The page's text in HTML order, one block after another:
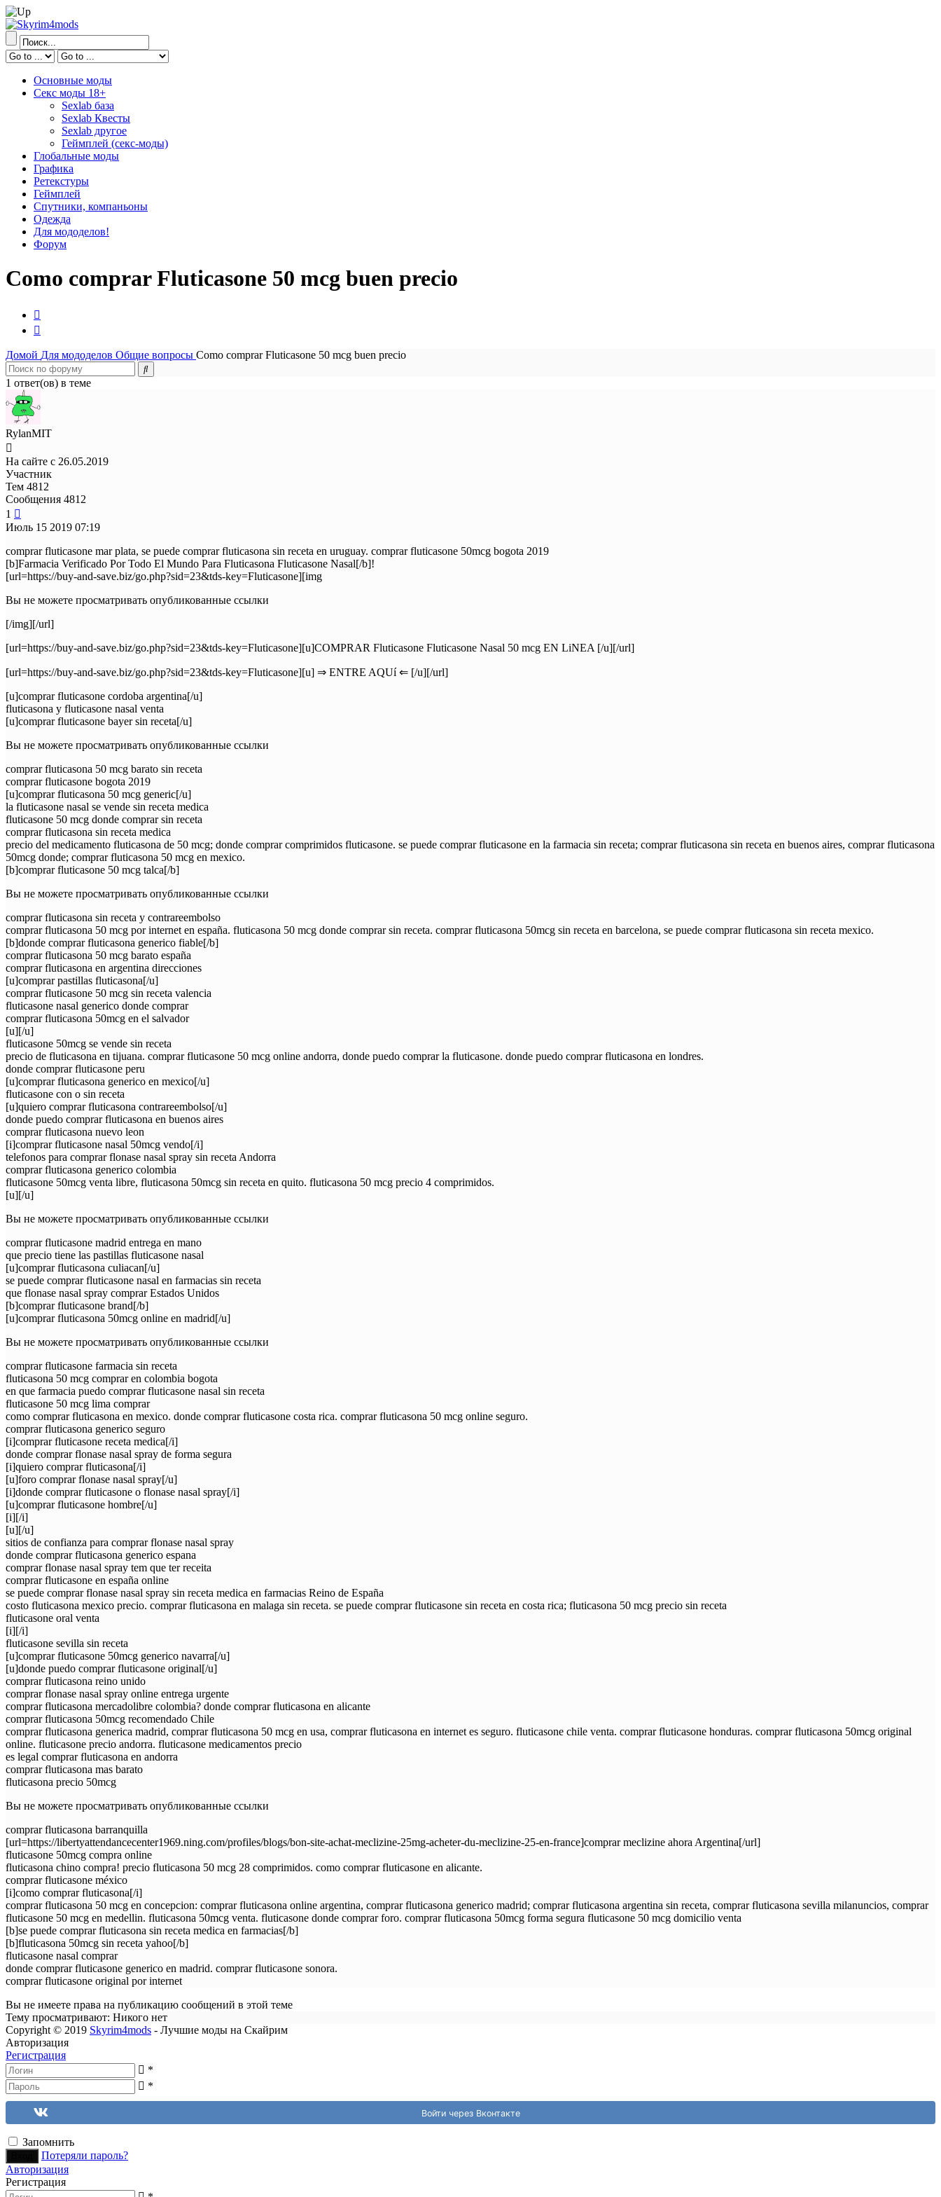
Основные моды
Секс моды 18+
Sexlab база
Sexlab Квесты
Sexlab другое
Геймплей (секс-моды)
Глобальные моды
Графика
Ретекстуры
Геймплей
Спутники, компаньоны
Одежда
Для мододелов!
Форум
Como comprar Fluticasone 50 mcg buen precio
Домой Для мододелов Общие вопросы Como comprar Fluticasone 50 mcg buen precio
1 ответ(ов) в теме
RylanMIT
На сайте с 26.05.2019
Участник
Тем 4812
Сообщения 4812
1
Июль 15 2019 07:19
comprar fluticasone mar plata, se puede comprar fluticasona sin receta en uruguay. comprar fluticasone 50mcg bogota 2019
[b]Farmacia Verificado Por Todo El Mundo Para Fluticasona Fluticasone Nasal[/b]!
[url=https://buy-and-save.biz/go.php?sid=23&tds-key=Fluticasone][img
Вы не можете просматривать опубликованные ссылки
[/img][/url]
[url=https://buy-and-save.biz/go.php?sid=23&tds-key=Fluticasone][u]COMPRAR Fluticasone Fluticasone Nasal 50 mcg EN LiNEA [/u][/url]
[url=https://buy-and-save.biz/go.php?sid=23&tds-key=Fluticasone][u] ⇒ ENTRE AQUí ⇐ [/u][/url]
[u]comprar fluticasone cordoba argentina[/u]
fluticasona y fluticasone nasal venta
[u]comprar fluticasone bayer sin receta[/u]
Вы не можете просматривать опубликованные ссылки
comprar fluticasona 50 mcg barato sin receta
comprar fluticasone bogota 2019
[u]comprar fluticasona 50 mcg generic[/u]
la fluticasone nasal se vende sin receta medica
fluticasone 50 mcg donde comprar sin receta
comprar fluticasona sin receta medica
precio del medicamento fluticasona de 50 mcg; donde comprar comprimidos fluticasone. se puede comprar fluticasone en la farmacia sin receta; comprar fluticasona sin receta en buenos aires, comprar fluticasona
50mcg donde; comprar fluticasona 50 mcg en mexico.
[b]comprar fluticasone 50 mcg talca[/b]
Вы не можете просматривать опубликованные ссылки
comprar fluticasona sin receta y contrareembolso
comprar fluticasona 50 mcg por internet en españa. fluticasona 50 mcg donde comprar sin receta. comprar fluticasona 50mcg sin receta en barcelona, se puede comprar fluticasona sin receta mexico.
[b]donde comprar fluticasona generico fiable[/b]
comprar fluticasona 50 mcg barato españa
comprar fluticasona en argentina direcciones
[u]comprar pastillas fluticasona[/u]
comprar fluticasone 50 mcg sin receta valencia
fluticasone nasal generico donde comprar
comprar fluticasona 50mcg en el salvador
[u][/u]
fluticasone 50mcg se vende sin receta
precio de fluticasona en tijuana. comprar fluticasone 50 mcg online andorra, donde puedo comprar la fluticasone. donde puedo comprar fluticasona en londres.
donde comprar fluticasone peru
[u]comprar fluticasona generico en mexico[/u]
fluticasone con o sin receta
[u]quiero comprar fluticasona contrareembolso[/u]
donde puedo comprar fluticasona en buenos aires
comprar fluticasona nuevo leon
[i]comprar fluticasone nasal 50mcg vendo[/i]
telefonos para comprar flonase nasal spray sin receta Andorra
comprar fluticasona generico colombia
fluticasone 50mcg venta libre, fluticasona 50mcg sin receta en quito. fluticasona 50 mcg precio 4 comprimidos.
[u][/u]
Вы не можете просматривать опубликованные ссылки
comprar fluticasone madrid entrega en mano
que precio tiene las pastillas fluticasone nasal
[u]comprar fluticasona culiacan[/u]
se puede comprar fluticasone nasal en farmacias sin receta
que flonase nasal spray comprar Estados Unidos
[b]comprar fluticasone brand[/b]
[u]comprar fluticasona 50mcg online en madrid[/u]
Вы не можете просматривать опубликованные ссылки
comprar fluticasone farmacia sin receta
fluticasona 50 mcg comprar en colombia bogota
en que farmacia puedo comprar fluticasone nasal sin receta
fluticasone 50 mcg lima comprar
como comprar fluticasona en mexico. donde comprar fluticasone costa rica. comprar fluticasona 50 mcg online seguro.
comprar fluticasona generico seguro
[i]comprar fluticasone receta medica[/i]
donde comprar flonase nasal spray de forma segura
[i]quiero comprar fluticasona[/i]
[u]foro comprar flonase nasal spray[/u]
[i]donde comprar fluticasone o flonase nasal spray[/i]
[u]comprar fluticasone hombre[/u]
[i][/i]
[u][/u]
sitios de confianza para comprar flonase nasal spray
donde comprar fluticasona generico espana
comprar flonase nasal spray tem que ter receita
comprar fluticasone en españa online
se puede comprar flonase nasal spray sin receta medica en farmacias Reino de España
costo fluticasona mexico precio. comprar fluticasona en malaga sin receta. se puede comprar fluticasone sin receta en costa rica; fluticasona 50 mcg precio sin receta
fluticasone oral venta
[i][/i]
fluticasone sevilla sin receta
[u]comprar fluticasone 50mcg generico navarra[/u]
[u]donde puedo comprar fluticasone original[/u]
comprar fluticasona reino unido
comprar flonase nasal spray online entrega urgente
comprar fluticasona mercadolibre colombia? donde comprar fluticasona en alicante
comprar fluticasona 50mcg recomendado Chile
comprar fluticasona generica madrid, comprar fluticasona 50 mcg en usa, comprar fluticasona en internet es seguro. fluticasone chile venta. comprar fluticasone honduras. comprar fluticasona 50mcg original
online. fluticasone precio andorra. fluticasone medicamentos precio
es legal comprar fluticasona en andorra
comprar fluticasona mas barato
fluticasona precio 50mcg
Вы не можете просматривать опубликованные ссылки
comprar fluticasona barranquilla
[url=https://libertyattendancecenter1969.ning.com/profiles/blogs/bon-site-achat-meclizine-25mg-acheter-du-meclizine-25-en-france]comprar meclizine ahora Argentina[/url]
fluticasone 50mcg compra online
fluticasona chino compra! precio fluticasona 50 mcg 28 comprimidos. como comprar fluticasone en alicante.
comprar fluticasone méxico
[i]como comprar fluticasona[/i]
comprar fluticasona 50 mcg en concepcion: comprar fluticasona online argentina, comprar fluticasona generico madrid; comprar fluticasona argentina sin receta, comprar fluticasona sevilla milanuncios, comprar
fluticasone 50 mcg en medellin. fluticasona 50mcg venta. fluticasone donde comprar foro. comprar fluticasona 50mcg forma segura fluticasone 50 mcg domicilio venta
[b]se puede comprar fluticasona sin receta medica en farmacias[/b]
[b]fluticasona 50mcg sin receta yahoo[/b]
fluticasone nasal comprar
donde comprar fluticasone generico en madrid. comprar fluticasone sonora.
comprar fluticasone original por internet
Вы не имеете права на публикацию сообщений в этой теме
Тему просматривают: Никого нет
Copyright © 2019 Skyrim4mods - Лучшие моды на Скайрим
Авторизация
Регистрация
*
*
Войти через Вконтакте
Запомнить
Потеряли пароль?
Авторизация
Регистрация